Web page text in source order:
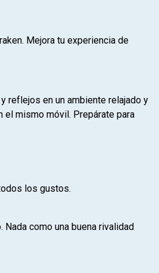
Mejora tu experiencia de
reflejos en un ambiente relajado y
el mismo móvil. Prepárate para
los gustos.
como una buena rivalidad